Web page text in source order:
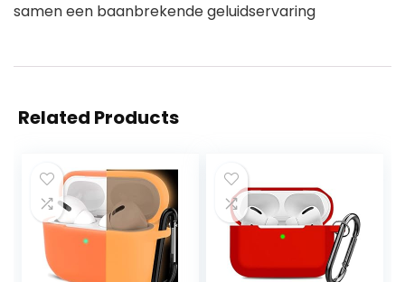
samen een baanbrekende geluidservaring
Related Products